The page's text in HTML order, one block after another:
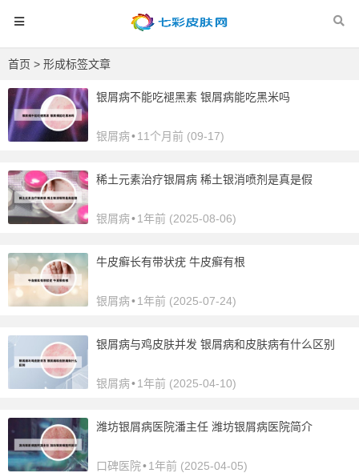
首页 > 形成标签文章
银屑病不能吃褪黑素 银屑病能吃黑米吗
银屑病•11个月前 (09-17)
稀土元素治疗银屑病 稀土银消喷剂是真是假
银屑病•1年前 (2025-08-06)
牛皮癣长有带状疣 牛皮癣有根
银屑病•1年前 (2025-07-24)
银屑病与鸡皮肤并发 银屑病和皮肤病有什么区别
银屑病•1年前 (2025-04-10)
潍坊银屑病医院潘主任 潍坊银屑病医院简介
口碑医院•1年前 (2025-04-05)